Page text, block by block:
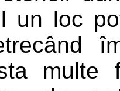
un loc
multe